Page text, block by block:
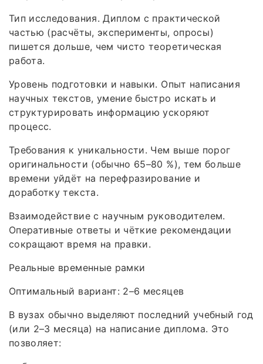
Тип исследования. Диплом с практической
частью (расчёты, эксперименты, опросы)
пишется дольше, чем чисто теоретическая
работа.
Уровень подготовки и навыки. Опыт написания
научных текстов, умение быстро искать и
структурировать информацию ускоряют
процесс.
Требования к уникальности. Чем выше порог
оригинальности (обычно 65–80 %), тем больше
времени уйдёт на перефразирование и
доработку текста.
Взаимодействие с научным руководителем.
Оперативные ответы и чёткие рекомендации
сокращают время на правки.
Реальные временные рамки
Оптимальный вариант: 2–6 месяцев
В вузах обычно выделяют последний учебный год
(или 2–3 месяца) на написание диплома. Это
позволяет: